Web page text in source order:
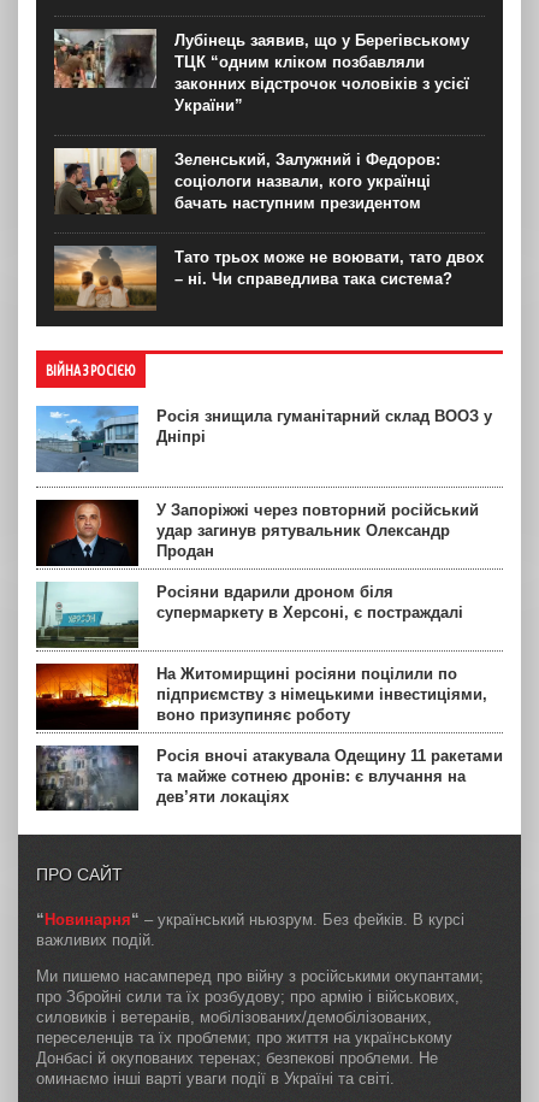
Лубінець заявив, що у Берегівському
ТЦК “одним кліком позбавляли
законних відстрочок чоловіків з усієї
України”
Зеленський, Залужний і Федоров:
соціологи назвали, кого українці
бачать наступним президентом
Тато трьох може не воювати, тато двох
– ні. Чи справедлива така система?
ВІЙНА З РОСІЄЮ
Росія знищила гуманітарний склад ВООЗ у
Дніпрі
У Запоріжжі через повторний російський
удар загинув рятувальник Олександр
Продан
Росіяни вдарили дроном біля
супермаркету в Херсоні, є постраждалі
На Житомирщині росіяни поцілили по
підприємству з німецькими інвестиціями,
воно призупиняє роботу
Росія вночі атакувала Одещину 11 ракетами
та майже сотнею дронів: є влучання на
дев’яти локаціях
ПРО САЙТ
“ Новинарня“ – український ньюзрум. Без фейків. В курсі
важливих подій.
Ми пишемо насамперед про війну з російськими окупантами;
про Збройні сили та їх розбудову; про армію і військових,
силовиків і ветеранів, мобілізованих/демобілізованих,
переселенців та їх проблеми; про життя на українському
Донбасі й окупованих теренах; безпекові проблеми. Не
оминаємо інші варті уваги події в Україні та світі.